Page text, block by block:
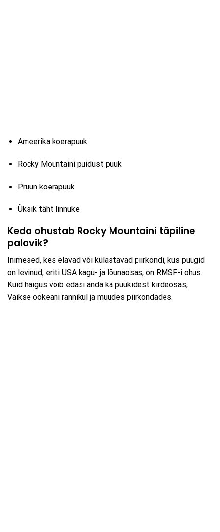
Ameerika koerapuuk
Rocky Mountaini puidust puuk
Pruun koerapuuk
Üksik täht linnuke
Keda ohustab Rocky Mountaini täpiline
palavik?
Inimesed, kes elavad või külastavad piirkondi, kus puugid
on levinud, eriti USA kagu- ja lõunaosas, on RMSF-i ohus.
Kuid haigus võib edasi anda ka puukidest kirdeosas,
Vaikse ookeani rannikul ja muudes piirkondades.